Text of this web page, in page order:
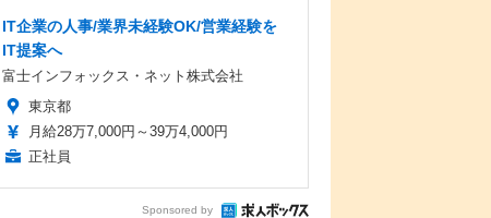
IT企業の人事/業界未経験OK/営業経験を
IT提案へ
富士インフォックス・ネット株式会社
東京都
月給28万7,000円～39万4,000円
正社員
Sponsored by